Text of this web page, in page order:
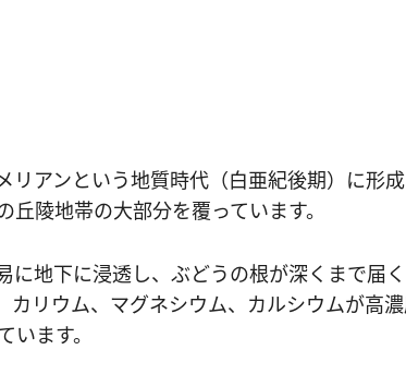
アンという地質時代（白亜紀後期）に形
陵地帯の大部分を覆っています。
地下に浸透し、ぶどうの根が深くまで届
リウム、マグネシウム、カルシウムが高
ます。